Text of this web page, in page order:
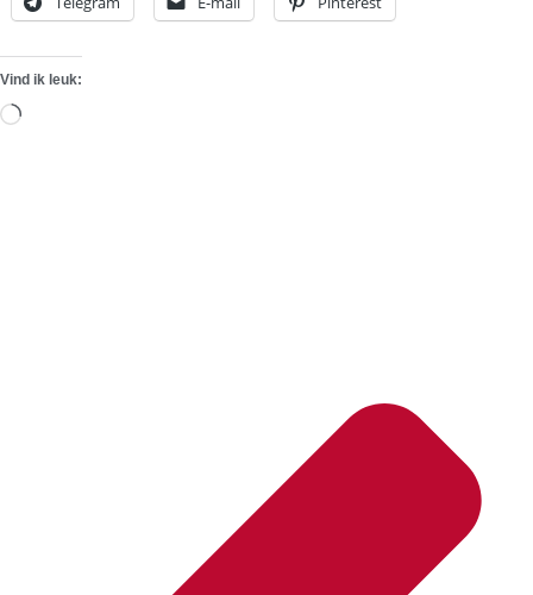
Vind ik leuk:
Aan